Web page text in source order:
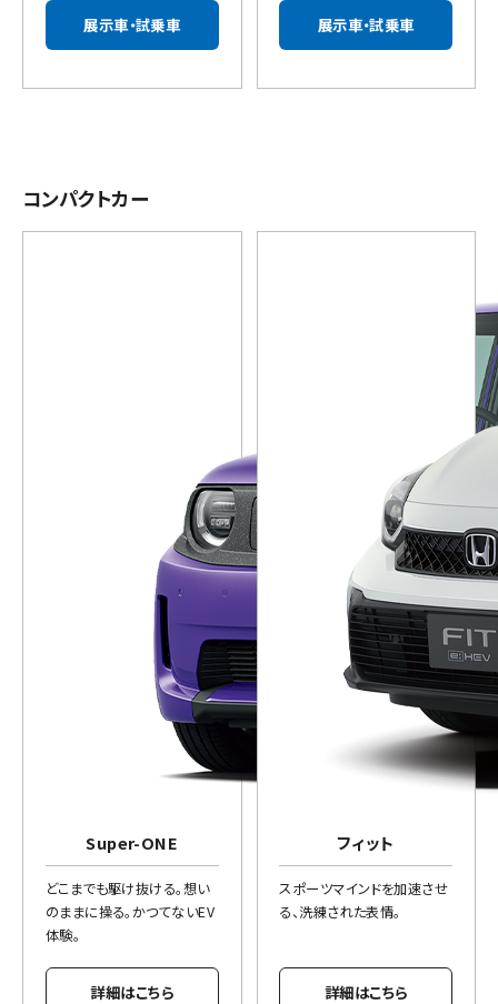
展示車・試乗車 展示車・試乗車
コンパクトカー
Super-ONE
どこまでも駆け抜ける。想い
のままに操る。かつてないEV
体験。
詳細はこちら
フィット
スポーツマインドを加速させ
る、洗練された表情。
詳細はこちら